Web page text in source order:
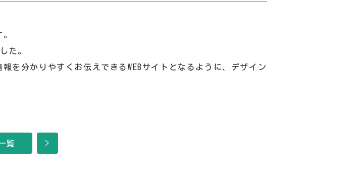
た。
を分かりやすくお伝えできるWEBサイトとなるように、デザイン
覧 >